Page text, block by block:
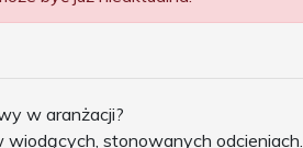
w aranżacji?
stonowanych odcieniach.